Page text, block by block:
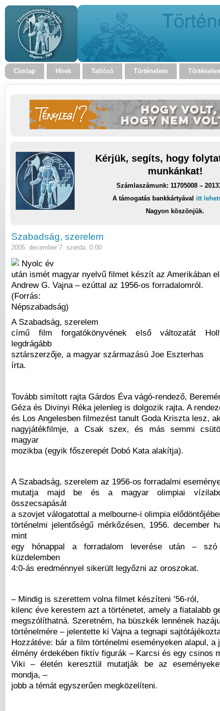
Címlap Hírek Tallózó Történelem
Kérjük, segíts, hogy
munkánkat!
Számlaszámunk: 11705008 –
A támogatás bankkártyával itt
Nagyon köszönjük.
Szabadság, szerelem
2005. december 7. szerda, 0:00
Nyolc év
után ismét magyar nyelvű filmet készít az Amerikában
Andrew G. Vajna – ezúttal az 1956-os forradalomról.
(Forrás:
Népszabadság)
A Szabadság, szerelem
című film forgatókönyvének első változatát
legdrágább
sztárszerzője, a magyar származású Joe Eszterhas
írta.
Tovább simított rajta Gárdos Éva vágó-rendező,
Géza és Divinyi Réka jelenleg is dolgozik rajta. A
és Los Angelesben filmezést tanult Goda Kriszta lesz,
nagyjátékfilmje, a Csak szex, és más semmi
magyar
mozikba (egyik főszerepét Dobó Kata alakítja).
A Szabadság, szerelem az 1956-os forradalmi
mutatja majd be és a magyar olimpiai
összecsapását
a szovjet válogatottal a melbourne-i olimpia
történelmi jelentőségű mérkőzésen, 1956. december
mint
egy hónappal a forradalom leverése után –
küzdelemben
4:0-ás eredménnyel sikerült legyőzni az oroszokat.
– Mindig is szerettem volna filmet készíteni ’56-ról,
kilenc éve kerestem azt a történetet, amely a fiatalabb
megszólíthatná. Szeretném, ha büszkék lennének
történelmére – jelentette ki Vajna a tegnapi
Hozzátéve: bár a film történelmi eseményeken alapul, a
élmény érdekében fiktív figurák – Karcsi és egy csinos
Viki – életén keresztül mutatják be az
mondja, –
jobb a témát egyszerűen megközelíteni.